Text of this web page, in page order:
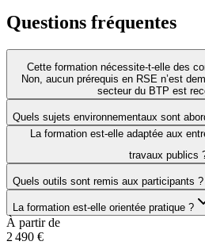
Questions fréquentes
Cette formation nécessite-t-elle des
Non, aucun prérequis en RSE n’est
secteur du BTP est
Quels sujets environnementaux sont
La formation est-elle adaptée aux
travaux publics
Quels outils sont remis aux participants ?
La formation est-elle orientée pratique ?
À partir de
2 490 €